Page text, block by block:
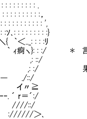
: : : .
: : :，
: : : : ',
: : : : :}
: : :ﾘ
＊ 言われる
::/
大丈夫な
::/
≧
´:/
::/
＞､